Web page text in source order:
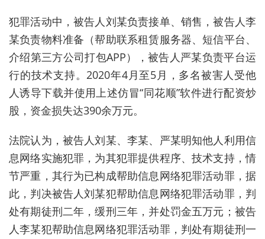
犯罪活动中，被告人刘某负责接单、销售，被告人李
某负责物料准备（帮助联系租赁服务器、短信平台、
介绍第三方公司打包APP），被告人严某负责平台运
行的技术支持。2020年4月至5月，多名被害人受他
人诱导下载并使用上述仿冒“同花顺”软件进行配资炒
股，资金损失达390余万元。
法院认为，被告人刘某、李某、严某明知他人利用信
息网络实施犯罪，为其犯罪提供程序、技术支持，情
节严重，其行为已构成帮助信息网络犯罪活动罪，据
此，判决被告人刘某犯帮助信息网络犯罪活动罪，判
处有期徒刑二年，缓刑三年，并处罚金五万元；被告
人李某犯帮助信息网络犯罪活动罪，判处有期徒刑一